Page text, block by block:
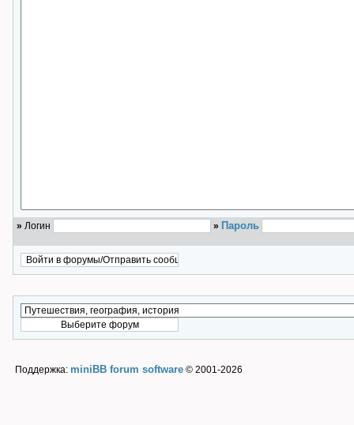
» Логин » Пароль
Поддержка: miniBB forum software © 2001-2026